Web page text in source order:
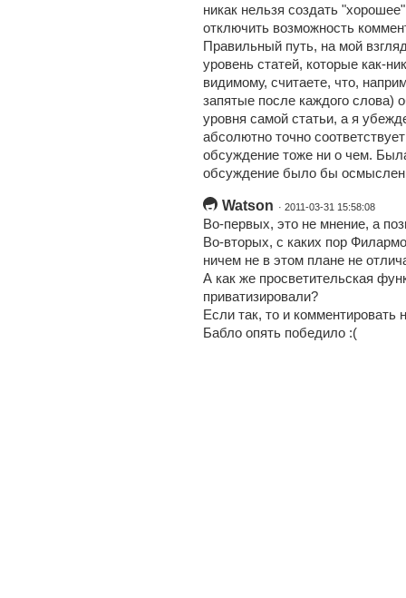
никак нельзя создать
отключить возможность
Правильный путь, на мой
уровень статей, которые как-
видимому, считаете, что,
запятые после каждого слова)
уровня самой статьи, а я
абсолютно точно
обсуждение тоже ни о чем.
обсуждение было бы
Watson · 2011-03-31 15:58:08
Во-первых, это не мнение, а
Во-вторых, с каких пор
ничем не в этом плане не
А как же просветительская
приватизировали?
Если так, то и комментировать
Бабло опять победило :(